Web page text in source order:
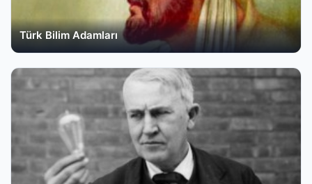
Türk Bilim Adamları